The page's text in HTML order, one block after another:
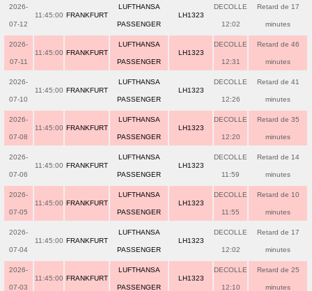
2026-
07-12
11:45:00 FRANKFURT
LUFTHANSA
PASSENGER
LH1323
DECOLLE
12:02
Retard de 17
minutes
2026-
07-11
11:45:00 FRANKFURT
LUFTHANSA
PASSENGER
LH1323
DECOLLE
12:31
Retard de 46
minutes
2026-
07-10
11:45:00 FRANKFURT
LUFTHANSA
PASSENGER
LH1323
DECOLLE
12:26
Retard de 41
minutes
2026-
07-08
11:45:00 FRANKFURT
LUFTHANSA
PASSENGER
LH1323
DECOLLE
12:20
Retard de 35
minutes
2026-
07-06
11:45:00 FRANKFURT
LUFTHANSA
PASSENGER
LH1323
DECOLLE
11:59
Retard de 14
minutes
2026-
07-05
11:45:00 FRANKFURT
LUFTHANSA
PASSENGER
LH1323
DECOLLE
11:55
Retard de 10
minutes
2026-
07-04
11:45:00 FRANKFURT
LUFTHANSA
PASSENGER
LH1323
DECOLLE
12:02
Retard de 17
minutes
2026-
07-03
11:45:00 FRANKFURT
LUFTHANSA
PASSENGER
LH1323
DECOLLE
12:10
Retard de 25
minutes